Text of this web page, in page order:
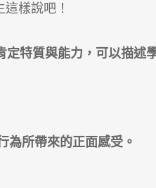
樣說吧！
特質與能力，可以描述
所帶來的正面感受。